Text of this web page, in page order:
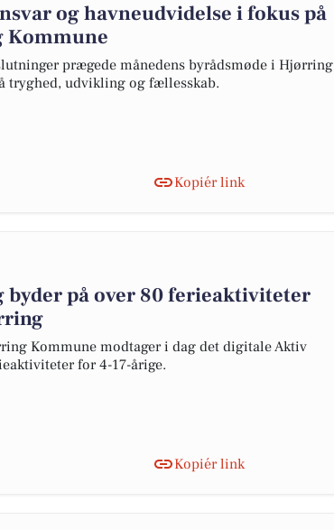
og havneudvidelse i fokus på
Kommune
prægede månedens byrådsmøde i Hjørring
tryghed, udvikling og fællesskab.
Kopiér link
på over 80 ferieaktiviteter
Kommune modtager i dag det digitale Aktiv
for 4-17-årige.
Kopiér link